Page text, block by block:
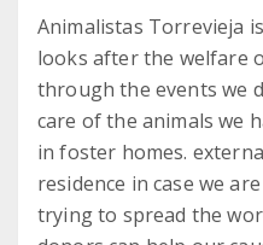
Animalistas Torrevieja
looks after the welfare
through the events we
care of the animals we
in foster homes.
residence in case we
trying to spread the